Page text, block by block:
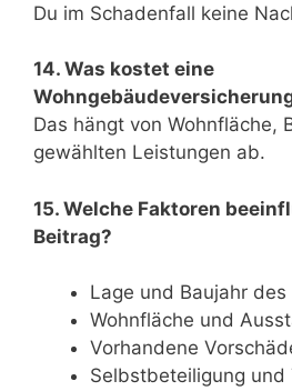
Du im Schadenfall keine
14. Was kostet eine
Das hängt von Wohnfläche,
gewählten Leistungen ab.
15. Welche Faktoren
Beitrag?
Lage und Baujahr des
Wohnfläche und
Vorhandene
Selbstbeteiligung und